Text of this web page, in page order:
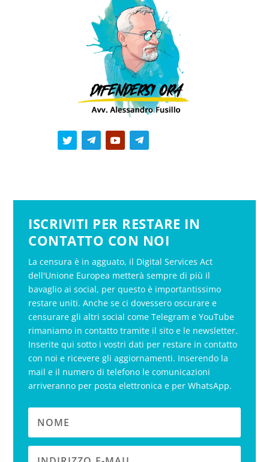
ISCRIVITI PER RESTARE IN
CONTATTO CON NOI
La censura è in agguato, il Digital Services Act
dell'Unione Europea metterà sempre di più il
bavaglio ai social, per questo è importantissimo
restare uniti. Anche se ci dovessero oscurare e
censurare gli altri social come Telegram e YouTube
rimaniamo in contatto tramite il sito e le newsletter.
Inserite qui sotto i vostri dati per restare in contatto
con noi e ricevere gli aggiornamenti. Inserendo la
mail e il numero di telefono le comunicazioni
arriveranno per posta elettronica e per WhatsApp.